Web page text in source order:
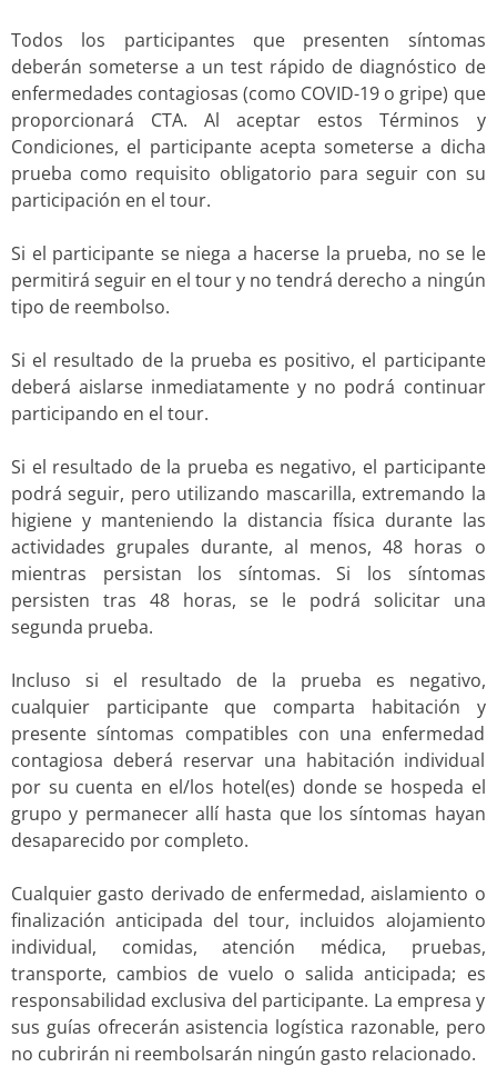
Todos los participantes que presenten síntomas
deberán someterse a un test rápido de diagnóstico de
enfermedades contagiosas (como COVID-19 o gripe) que
proporcionará CTA. Al aceptar estos Términos y
Condiciones, el participante acepta someterse a dicha
prueba como requisito obligatorio para seguir con su
participación en el tour.
Si el participante se niega a hacerse la prueba, no se le
permitirá seguir en el tour y no tendrá derecho a ningún
tipo de reembolso.
Si el resultado de la prueba es positivo, el participante
deberá aislarse inmediatamente y no podrá continuar
participando en el tour.
Si el resultado de la prueba es negativo, el participante
podrá seguir, pero utilizando mascarilla, extremando la
higiene y manteniendo la distancia física durante las
actividades grupales durante, al menos, 48 horas o
mientras persistan los síntomas. Si los síntomas
persisten tras 48 horas, se le podrá solicitar una
segunda prueba.
Incluso si el resultado de la prueba es negativo,
cualquier participante que comparta habitación y
presente síntomas compatibles con una enfermedad
contagiosa deberá reservar una habitación individual
por su cuenta en el/los hotel(es) donde se hospeda el
grupo y permanecer allí hasta que los síntomas hayan
desaparecido por completo.
Cualquier gasto derivado de enfermedad, aislamiento o
finalización anticipada del tour, incluidos alojamiento
individual, comidas, atención médica, pruebas,
transporte, cambios de vuelo o salida anticipada; es
responsabilidad exclusiva del participante. La empresa y
sus guías ofrecerán asistencia logística razonable, pero
no cubrirán ni reembolsarán ningún gasto relacionado.